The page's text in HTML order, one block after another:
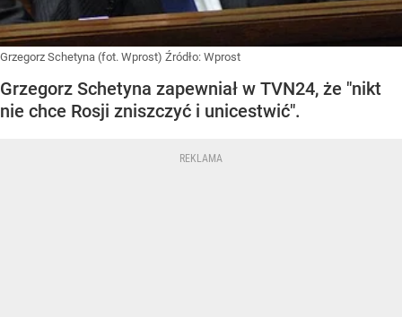
Grzegorz Schetyna (fot. Wprost) Źródło: Wprost
Grzegorz Schetyna zapewniał w TVN24, że "nikt
nie chce Rosji zniszczyć i unicestwić".